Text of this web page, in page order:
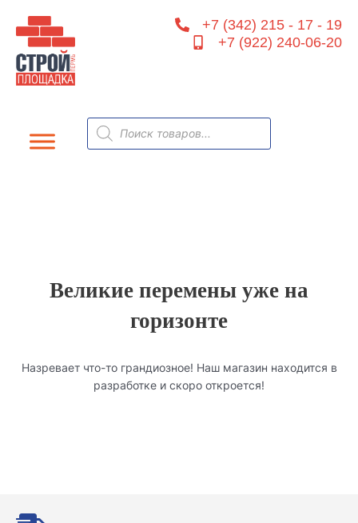
содержимому
+7 (342) 215 - 17 - 19
+7 (922) 240-06-20
Поиск
товаров
Великие перемены уже на
горизонте
Назревает что-то грандиозное! Наш магазин находится в
разработке и скоро откроется!